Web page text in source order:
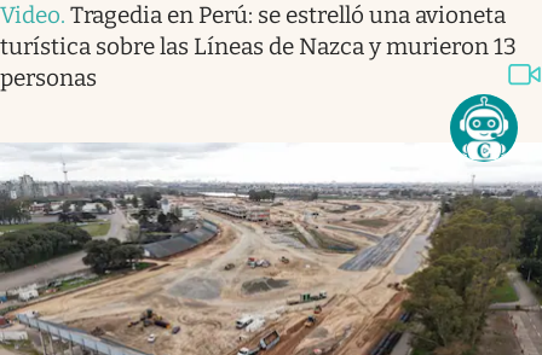
Video. Tragedia en Perú: se estrelló una avioneta
turística sobre las Líneas de Nazca y murieron 13
personas